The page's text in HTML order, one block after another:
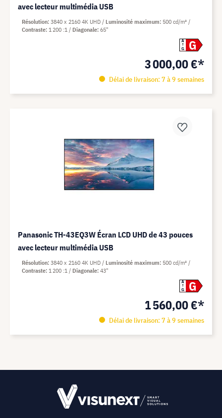
avec lecteur multimédia USB
A
G
G
3 000,00 €*
Délai de livraison: 7 à 9 semaines
Résolution 3840 x 2160 4K UHD Luminosité maximum 500 cd/m²
Contraste 1 200 :1 Diagonale 65"
Panasonic TH-43EQ3W Écran LCD UHD de 43 pouces
avec lecteur multimédia USB
A
G
G
1 560,00 €*
Délai de livraison: 7 à 9 semaines
Résolution 3840 x 2160 4K UHD Luminosité maximum 500 cd/m²
Contraste 1 200 :1 Diagonale 43"